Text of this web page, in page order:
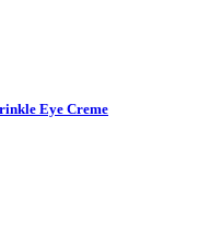
Eye Creme